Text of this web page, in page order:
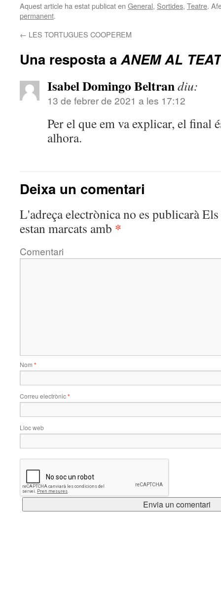
Aquest article ha estat publicat en General, Sortides, Teatre.
permanent.
← LES TORTUGUES COOPEREM
Una resposta aANEM AL
Isabel Domingo Beltrandiu:
13 de febrer de 2021 a les 17:12
Per el que em va explicar, el final
alhora.
Deixa un comentari
L'adreça electrònica no es publicaràEls
estan marcats amb *
Comentari
Nom *
Correu electrònic*
Lloc web